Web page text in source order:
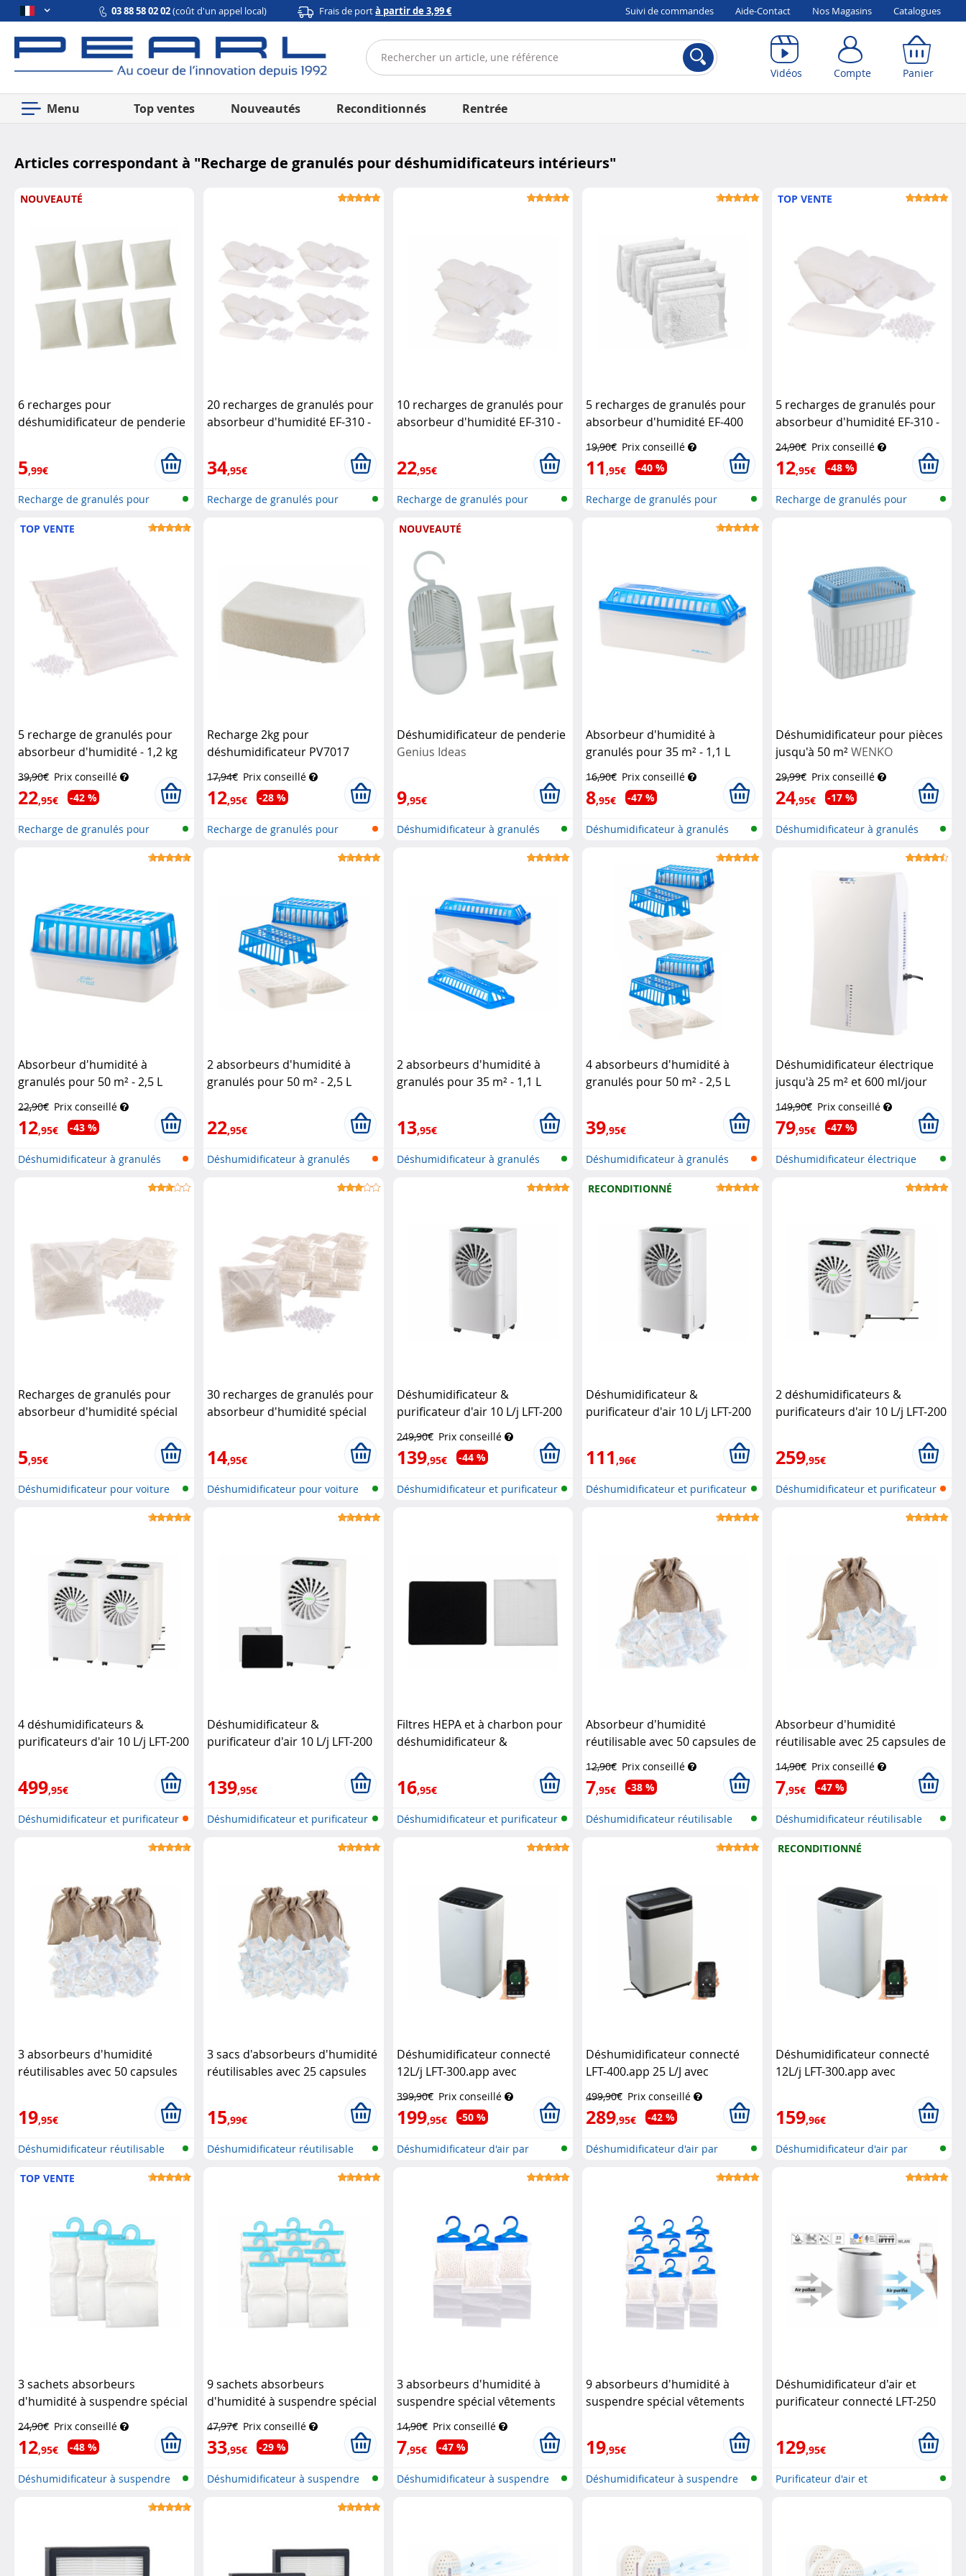
03 88 58 02 02(coût d'un appel local) Frais de portà partir de 3,99 € Suivi de commandes Aide-Contact Nos Magasins Catalogues
Vidéos Compte Panier
Menu Top ventes Nouveautés Reconditionnés Rentrée
Articles correspondant à "Recharge de granulés pour déshumidificateurs intérieurs"
NOUVEAUTÉ
6 recharges pour
déshumidificateur de penderie
5,99€
Recharge de granulés pour
20 recharges de granulés pour
absorbeur d'humidité EF-310 -
34,95€
Recharge de granulés pour
10 recharges de granulés pour
absorbeur d'humidité EF-310 -
22,95€
Recharge de granulés pour
5 recharges de granulés pour
absorbeur d'humidité EF-400
Sichler Haushaltsgeräte
19,90€ Prix conseillé
11,95€ -40 %
Recharge de granulés pour
TOP VENTE
5 recharges de granulés pour
absorbeur d'humidité EF-310 -
Sichler Haushaltsgeräte
24,90€ Prix conseillé
12,95€ -48 %
Recharge de granulés pour
TOP VENTE
5 recharge de granulés pour
absorbeur d'humidité - 1,2 kg
Sichler Haushaltsgeräte
39,90€ Prix conseillé
22,95€ -42 %
Recharge de granulés pour
Recharge 2kg pour
déshumidificateur PV7017
17,94€ Prix conseillé
12,95€ -28 %
Recharge de granulés pour
NOUVEAUTÉ
Déshumidificateur de penderie
Genius Ideas
9,95€
Déshumidificateur à granulés
Absorbeur d'humidité à
granulés pour 35 m² - 1,1 L
Sichler Haushaltsgeräte
16,90€ Prix conseillé
8,95€ -47 %
Déshumidificateur à granulés
Déshumidificateur pour pièces
jusqu'à 50 m²WENKO
29,99€ Prix conseillé
24,95€ -17 %
Déshumidificateur à granulés
Absorbeur d'humidité à
granulés pour 50 m² - 2,5 L
Sichler Haushaltsgeräte
22,90€ Prix conseillé
12,95€ -43 %
Déshumidificateur à granulés
2 absorbeurs d'humidité à
granulés pour 50 m² - 2,5 L
22,95€
Déshumidificateur à granulés
2 absorbeurs d'humidité à
granulés pour 35 m² - 1,1 L
13,95€
Déshumidificateur à granulés
4 absorbeurs d'humidité à
granulés pour 50 m² - 2,5 L
39,95€
Déshumidificateur à granulés
Déshumidificateur électrique
jusqu'à 25 m² et 600 ml/jour
Sichler Haushaltsgeräte
149,90€ Prix conseillé
79,95€ -47 %
Déshumidificateur électrique
Recharges de granulés pour
absorbeur d'humidité spécial
5,95€
Déshumidificateur pour voiture
30 recharges de granulés pour
absorbeur d'humidité spécial
14,95€
Déshumidificateur pour voiture
Déshumidificateur &
purificateur d'air 10 L/j LFT-200
Sichler Haushaltsgeräte
249,90€ Prix conseillé
139,95€ -44 %
Déshumidificateur et purificateur
RECONDITIONNÉ
Déshumidificateur &
purificateur d'air 10 L/j LFT-200
111,96€
Déshumidificateur et purificateur
2 déshumidificateurs &
purificateurs d'air 10 L/j LFT-200
259,95€
Déshumidificateur et purificateur
4 déshumidificateurs &
purificateurs d'air 10 L/j LFT-200
499,95€
Déshumidificateur et purificateur
Déshumidificateur &
purificateur d'air 10 L/j LFT-200
139,95€
Déshumidificateur et purificateur
Filtres HEPA et à charbon pour
déshumidificateur &
16,95€
Déshumidificateur et purificateur
Absorbeur d'humidité
réutilisable avec 50 capsules de
Sichler
Haushaltsgeräte
12,90€ Prix conseillé
7,95€ -38 %
Déshumidificateur réutilisable
Absorbeur d'humidité
réutilisable avec 25 capsules de
gel de silice 10 gSichler
Haushaltsgeräte
14,90€ Prix conseillé
7,95€ -47 %
Déshumidificateur réutilisable
3 absorbeurs d'humidité
réutilisables avec 50 capsules
19,95€
Déshumidificateur réutilisable
3 sacs d'absorbeurs d'humidité
réutilisables avec 25 capsules
15,99€
Déshumidificateur réutilisable
Déshumidificateur connecté
12L/j LFT-300.app avec
minuteur et réservoir 2 L
Sichler Haushaltsgeräte
399,90€ Prix conseillé
199,95€ -50 %
Déshumidificateur d'air par
Déshumidificateur connecté
LFT-400.app 25 L/J avec
minuteur et réservoir 6 L
Sichler Haushaltsgeräte
499,90€ Prix conseillé
289,95€ -42 %
Déshumidificateur d'air par
RECONDITIONNÉ
Déshumidificateur connecté
12L/j LFT-300.app avec
Haushaltsgeräte
159,96€
Déshumidificateur d'air par
TOP VENTE
3 sachets absorbeurs
d'humidité à suspendre spécial
Sichler
Haushaltsgeräte
24,90€ Prix conseillé
12,95€ -48 %
Déshumidificateur à suspendre
9 sachets absorbeurs
d'humidité à suspendre spécial
Sichler
Haushaltsgeräte
47,97€ Prix conseillé
33,95€ -29 %
Déshumidificateur à suspendre
3 absorbeurs d'humidité à
suspendre spécial vêtements
Sichler Haushaltsgeräte
14,90€ Prix conseillé
7,95€ -47 %
Déshumidificateur à suspendre
9 absorbeurs d'humidité à
suspendre spécial vêtements
19,95€
Déshumidificateur à suspendre
Déshumidificateur d'air et
purificateur connecté LFT-250
129,95€
Purificateur d'air et
Compte Panier